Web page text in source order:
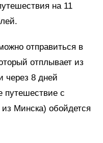
на 11
отправиться в
отплывает из
через 8 дней
путешествие с
Минска) обойдется